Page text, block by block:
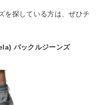
を探している方は、ぜひチ
バックルジーンズ